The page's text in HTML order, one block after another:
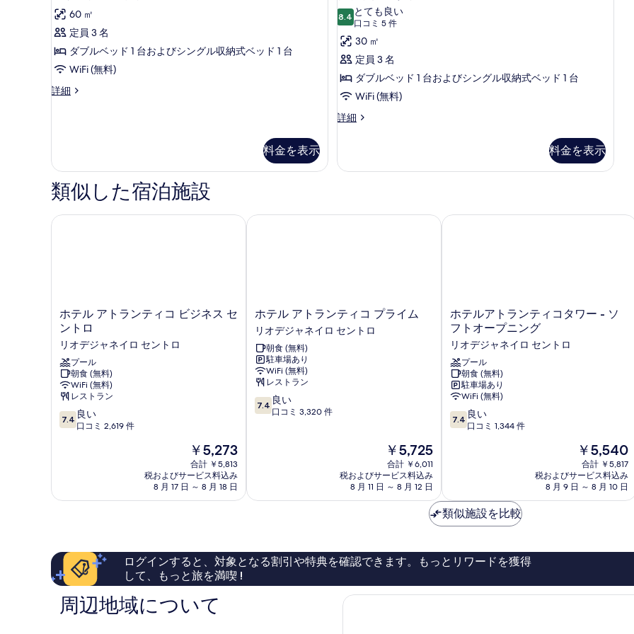
す
べ
て
の
真
す
る
対
応
の
細
の
写
真
を
表
示
す
の
細
イ
ー
ト
ジ
ッ
の
す
て
表
示
す
る
60 ㎡
定員 3 名
ダブルベッド 1 台およびシングル収納式ベッド 1 台
WiFi (無料)
詳細
ス
ッ
ト
バ
ス
の
料金を表示
ラ
ッ
ク
ス
ダ
ブ
ル
ム
を
表
8.410 点中 8.4
とても良い
口コミ 5 件
(口
コ
ミ
5
件)
30 ㎡
定員 3 名
ダブルベッド 1 台およびシングル収納式ベッド 1 台
WiFi (無料)
詳細
デ
ス
ル
料金を表示
類似した宿泊施設
ホ
テ
ア
ト
ラ
ン
テ
ィ
コ
ン
オ
ジ
ネ
イ
ホテル アトランティコ ビジネス セ
ントロ
リオデジャネイロ セントロ
プール
朝食 (無料)
WiFi (無料)
レストラン
10
段
口
件
の
コ
ミ
7.4 良い
口コミ 2,619 件
現
在
の
料
金
￥5,273
合計 ￥5,813
税およびサービス料込み
8 月 17 日 ～ 8 月 18 日
ホテル アトランティコ ビジネス セントロ
ホ
テ
ル
ア
ト
ラ
ン
テ
ィ
オ
ネ
イ
ホテル アトランティコ プライム
リオデジャネイロ セントロ
朝食 (無料)
駐車場あり
WiFi (無料)
レストラン
10
段
コ
件
の
コ
7.4 良い
口コミ 3,320 件
現
在
の
料
金
￥5,725
合計 ￥6,011
税およびサービス料込み
8 月 11 日 ～ 8 月 12 日
ホテル アトランティコ プライム
ホ
テ
ル
ア
ト
ラ
ン
テ
ィ
コ
フ
ト
オ
プ
ニ
グ
ホテルアトランティコタワー - ソ
フトオープニング
リオデジャネイロ セントロ
プール
朝食 (無料)
駐車場あり
WiFi (無料)
10
段
口
コ
ミ
件
件
口
7.4 良い
口コミ 1,344 件
現
在
の
料
金
￥5,540
合計 ￥5,817
税およびサービス料込み
8 月 9 日 ～ 8 月 10 日
ホテルアトランティコタワー - ソフト
類似施設を比較
ログインすると、対象となる割引や特典を確認できます。もっとリワードを獲得
して、もっと旅を満喫 !
周辺地域について